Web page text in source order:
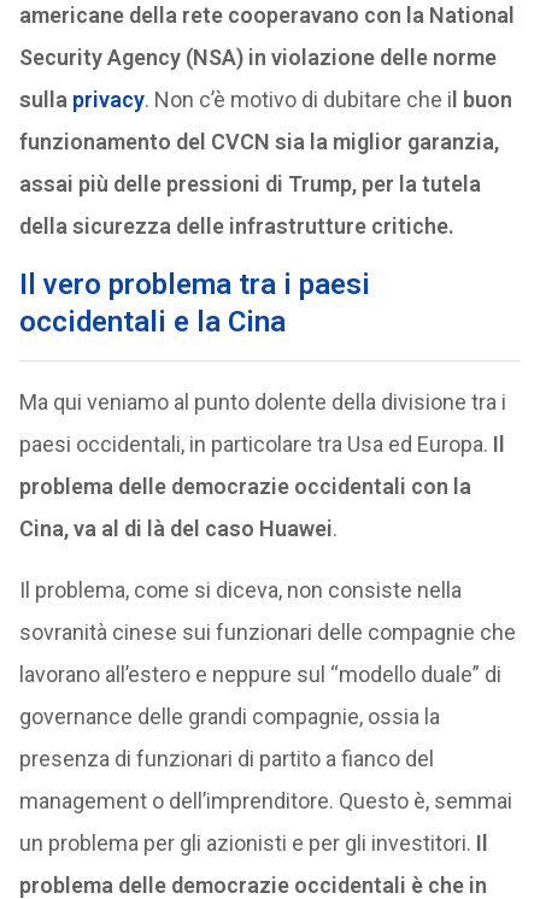
americane della rete cooperavano con la National
Security Agency (NSA) in violazione delle norme
sulla privacy. Non c’è motivo di dubitare che i l buon
funzionamento del CVCN sia la miglior garanzia,
assai più delle pressioni di Trump, per la tutela
della sicurezza delle infrastrutture critiche.
Il vero problema tra i paesi
occidentali e la Cina
Ma qui veniamo al punto dolente della divisione tra i
paesi occidentali, in particolare tra Usa ed Europa. Il
problema delle democrazie occidentali con la
Cina, va al di là del caso Huawei.
Il problema, come si diceva, non consiste nella
sovranità cinese sui funzionari delle compagnie che
lavorano all’estero e neppure sul “modello duale” di
governance delle grandi compagnie, ossia la
presenza di funzionari di partito a fianco del
management o dell’imprenditore. Questo è, semmai
un problema per gli azionisti e per gli investitori. Il
problema delle democrazie occidentali è che in